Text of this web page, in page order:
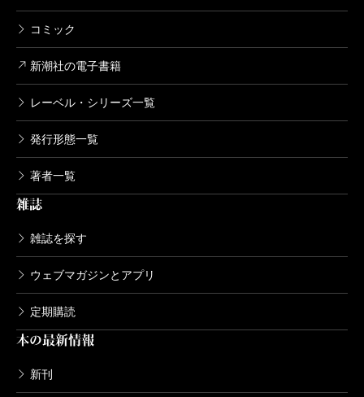
コミック
新潮社の電子書籍
レーベル・シリーズ一覧
発行形態一覧
著者一覧
雑誌
雑誌を探す
ウェブマガジンとアプリ
定期購読
本の最新情報
新刊